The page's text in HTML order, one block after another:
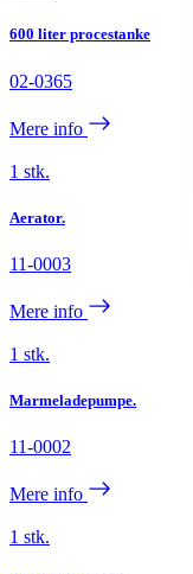
600 liter procestanke
02-0365
Mere info
1 stk.
Aerator.
11-0003
Mere info
1 stk.
Marmeladepumpe.
11-0002
Mere info
1 stk.